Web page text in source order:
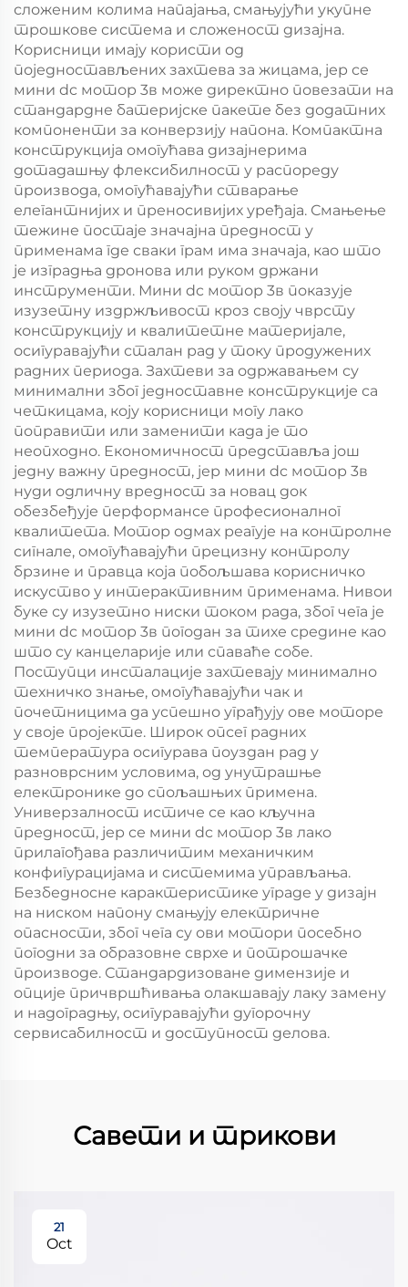
сложеним колима напајања, смањујући укупне
трошкове система и сложеност дизајна.
Корисници имају користи од
поједностављених захтева за жицама, јер се
мини dc мотор 3в може директно повезати на
стандардне батеријске пакете без додатних
компоненти за конверзију напона. Компактна
конструкција омогућава дизајнерима
дотадашњу флексибилност у распореду
производа, омогућавајући стварање
елегантнијих и преносивијих уређаја. Смањење
тежине постаје значајна предност у
применама где сваки грам има значаја, као што
је изградња дронова или руком држани
инструменти. Мини dc мотор 3в показује
изузетну издржљивост кроз своју чврсту
конструкцију и квалитетне материјале,
осигуравајући сталан рад у току продужених
радних периода. Захтеви за одржавањем су
минимални због једноставне конструкције са
четкицама, коју корисници могу лако
поправити или заменити када је то
неопходно. Економичност представља још
једну важну предност, јер мини dc мотор 3в
нуди одличну вредност за новац док
обезбеђује перформансе професионалног
квалитета. Мотор одмах реагује на контролне
сигнале, омогућавајући прецизну контролу
брзине и правца која побољшава корисничко
искуство у интерактивним применама. Нивои
буке су изузетно ниски током рада, због чега је
мини dc мотор 3в погодан за тихе средине као
што су канцеларије или спаваће собе.
Поступци инсталације захтевају минимално
техничко знање, омогућавајући чак и
почетницима да успешно уграђују ове моторе
у своје пројекте. Широк опсег радних
температура осигурава поуздан рад у
разноврсним условима, од унутрашње
електронике до спољашњих примена.
Универзалност истиче се као кључна
предност, јер се мини dc мотор 3в лако
прилагођава различитим механичким
конфигурацијама и системима управљања.
Безбедносне карактеристике уграде у дизајн
на ниском напону смањују електричне
опасности, због чега су ови мотори посебно
погодни за образовне сврхе и потрошачке
производе. Стандардизоване димензије и
опције причвршћивања олакшавају лаку замену
и надоградњу, осигуравајући дугорочну
сервисабилност и доступност делова.
Савети и трикови
21
Oct